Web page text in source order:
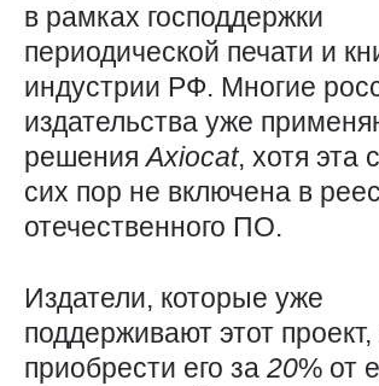
в рамках господдержки
периодической печати и
индустрии РФ. Многие
издательства уже
решенияAxiocat, хотя эта
сих пор не включена в
отечественного ПО.
Издатели, которые уже
поддерживают этот проект,
приобрести его за 20% от